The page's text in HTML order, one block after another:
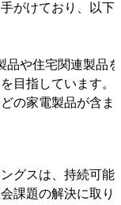
がけており、以下
品や住宅関連製品
目指しています。
の家電製品が含ま
渡が完了し、非連
グスは、持続可能
課題の解決に取り